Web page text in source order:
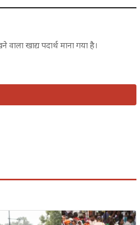
खाद्य पदार्थ माना गया है।
में मदद करता है।